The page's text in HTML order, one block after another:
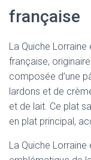
française
La Quiche
française,
composée d’une
lardons et de
et de lait. Ce plat
en plat principal,
La Quiche